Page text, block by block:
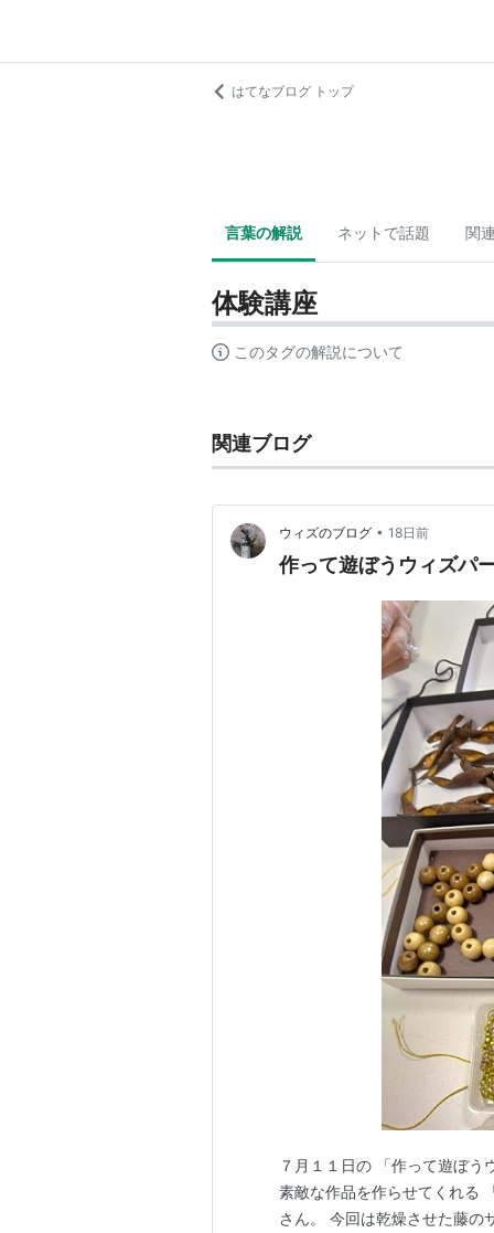
はてなブログ トップ
言葉の解説 ネットで話題 関
体験講座
このタグの解説について
関連ブログ
ウィズのブログ • 18日前
作って遊ぼうウィズパ
７月１１日の 「作って遊ぼ
素敵な作品を作らせてくれる
さん。 今回は乾燥させた藤の